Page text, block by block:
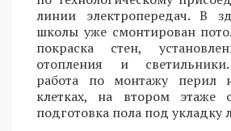
линии электропередач. В
школы уже смонтирован
покраска стен,
отопления и
работа по монтажу перил
клетках, на втором этаже
подготовка пола под укладку